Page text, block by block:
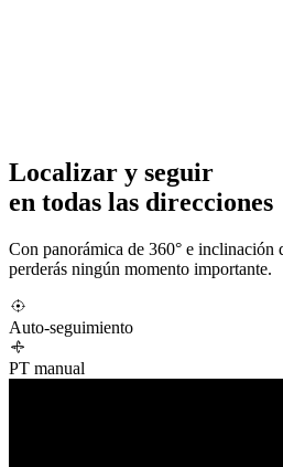
Localizar y seguir
en todas las direcciones
Con panorámica de 360° e inclinación
perderás ningún momento importante.
Auto-seguimiento
PT manual